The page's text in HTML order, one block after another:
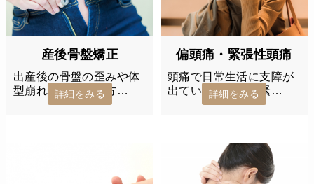
産後骨盤矯正
出産後の骨盤の歪みや体
型崩れにお悩みの方…
詳細をみる
偏頭痛・緊張性頭痛
頭痛で日常生活に支障が
出ている偏頭痛・緊…
詳細をみる